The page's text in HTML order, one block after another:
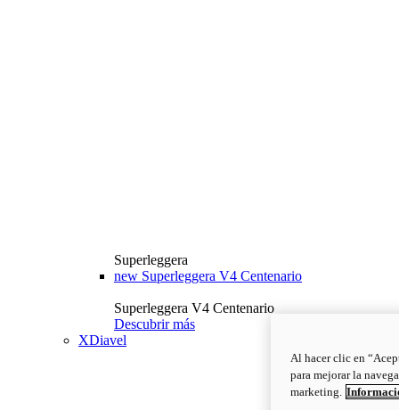
Superleggera
new Superleggera V4 Centenario
Superleggera V4 Centenario
Descubrir más
XDiavel
Al hacer clic en
para mejorar la
marketing.